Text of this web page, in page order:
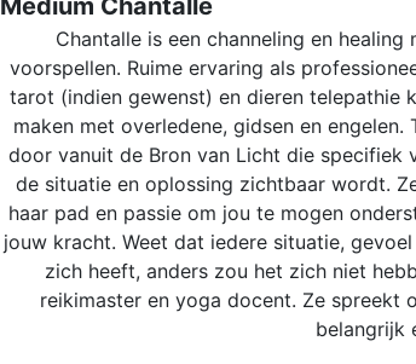
Medium Chantalle
Chantalle is een channeling en
voorspellen. Ruime ervaring als
tarot (indien gewenst) en dieren telepathie
maken met overledene, gidsen en
door vanuit de Bron van Licht die
de situatie en oplossing zichtbaar wordt.
haar pad en passie om jou te mogen
jouw kracht. Weet dat iedere situatie,
zich heeft, anders zou het zich niet
reikimaster en yoga docent. Ze spreekt
belangrijk